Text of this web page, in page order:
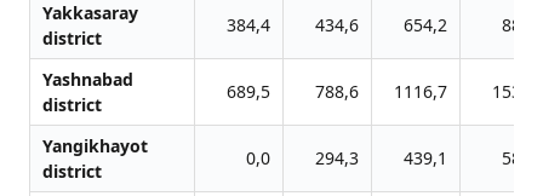
Yakkasaray
district
384,4 434,6 654,2
Yashnabad
district
689,5 788,6 1116,7
Yangikhayot
district
0,0 294,3 439,1